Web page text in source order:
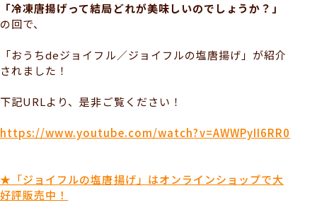
「冷凍唐揚げって結局どれが美味しいのでしょうか？」
の回で、
「おうちdeジョイフル／ジョイフルの塩唐揚げ」が紹介
されました！
下記URLより、是非ご覧ください！
https://www.youtube.com/watch?v=AWWPyII6RR0
★「ジョイフルの塩唐揚げ」はオンラインショップで大
好評販売中！